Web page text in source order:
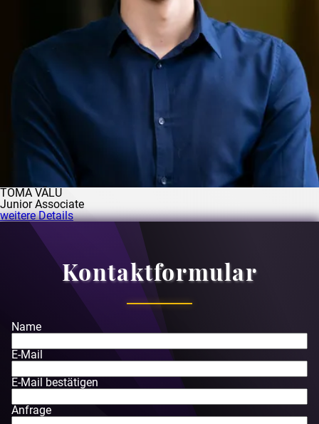
TOMA VĂLU
Junior Associate
weitere Details
Kontaktformular
Name
E-Mail
E-Mail bestätigen
Anfrage